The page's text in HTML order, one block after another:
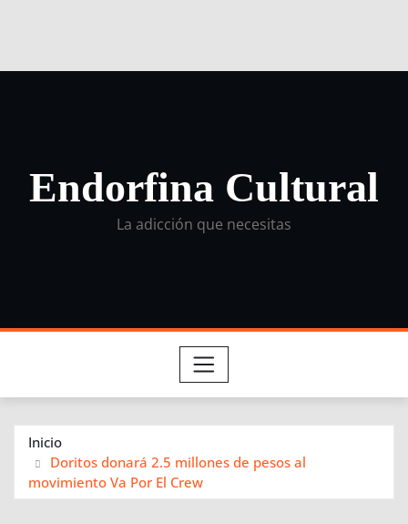
Endorfina Cultural
La adicción que necesitas
Inicio
Doritos donará 2.5 millones de pesos al
movimiento Va Por El Crew